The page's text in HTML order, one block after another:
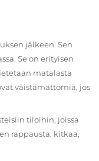
jälkeen. Sen
Se on erityisen
matalasta
väistämättömiä, jos
tiloihin, joissa
rappausta, kitkaa,